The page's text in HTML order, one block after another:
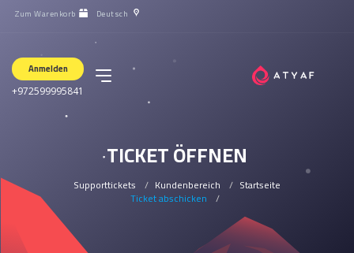
Deutsch
Zum Warenkorb
Anmelden
+972599995841
TICKET ÖFFNEN
Startseite
Kundenbereich
Supporttickets